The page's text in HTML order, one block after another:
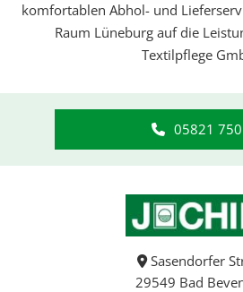
komfortablen Abhol- und
Raum Lüneburg auf die
Textilpflege
05821
Sasendorfer
29549 Bad